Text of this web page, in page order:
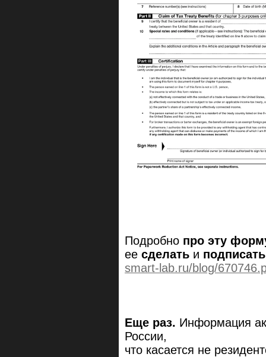
Подробно про эту
ее сделать и подписать
smart-lab.ru/blog/
Еще раз. Информация
России,
что касается не